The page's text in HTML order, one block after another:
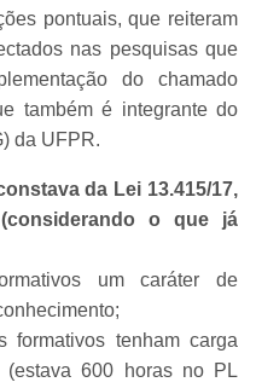
pontuais, que reiteram
nas pesquisas que
do chamado
também é integrante do
da UFPR.
da Lei 13.415/17,
o que já
um caráter de
formativos tenham carga
600 horas no PL